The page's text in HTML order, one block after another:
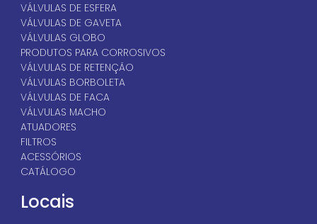
VÁLVULAS DE ESFERA
VÁLVULAS DE GAVETA
VÁLVULAS GLOBO
PRODUTOS PARA CORROSIVOS
VÁLVULAS DE RETENÇÃO
VÁLVULAS BORBOLETA
VÁLVULAS DE FACA
VÁLVULAS MACHO
ATUADORES
FILTROS
ACESSÓRIOS
CATÁLOGO
Locais